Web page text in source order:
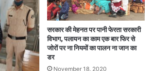
सरकार की मेहनत पर पानी फेरता सरकारी
विभाग, पलायन का काम एक बार फिर से
जोरों पर ना नियमों का पालन ना जान का
डर
November 18, 2020